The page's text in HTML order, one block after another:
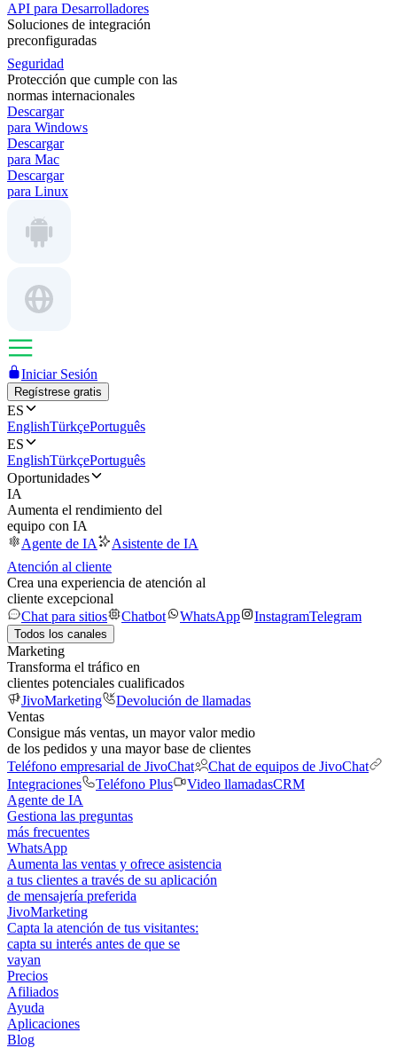
API para Desarrolladores
Soluciones de integración
preconfiguradas
Seguridad
Protección que cumple con las
normas internacionales
Descargar
para Windows
Descargar
para Mac
Descargar
para Linux
Iniciar Sesión
Regístrese gratis
ES
EnglishTürkçePortuguês
ES
EnglishTürkçePortuguês
Oportunidades
IA
Aumenta el rendimiento del
equipo con IA
Agente de IA
Asistente de IA
Atención al cliente
Crea una experiencia de atención al
cliente excepcional
Chat para sitios
Chatbot WhatsApp InstagramTelegram
Todos los canales
Marketing
Transforma el tráfico en
clientes potenciales cualificados
JivoMarketing
Devolución de llamadas
Ventas
Consigue más ventas, un mayor valor medio
de los pedidos y una mayor base de clientes
Teléfono empresarial de JivoChat
Chat de equipos de JivoChat
Integraciones
Teléfono Plus Video llamadasCRM
Agente de IA
Gestiona las preguntas
más frecuentes
WhatsApp
Aumenta las ventas y ofrece asistencia
a tus clientes a través de su aplicación
de mensajería preferida
JivoMarketing
Capta la atención de tus visitantes:
capta su interés antes de que se
vayan
Precios
Afiliados
Ayuda
Aplicaciones
Blog